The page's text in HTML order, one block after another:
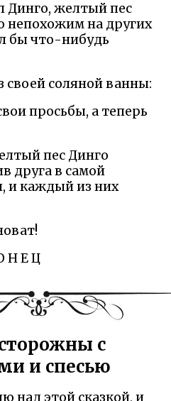
Динго, желтый пес
непохожим на других
бы что-нибудь
своей соляной ванны:
просьбы, а теперь
пес Динго
друга в самой
и каждый из них
Н Е Ц
с
и спесью
над этой сказкой, и